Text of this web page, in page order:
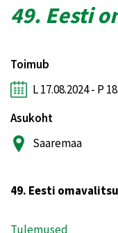
49. Eesti
Toimub
L 17.08.2024 - P
Asukoht
Saaremaa
49. Eesti
Tulemused